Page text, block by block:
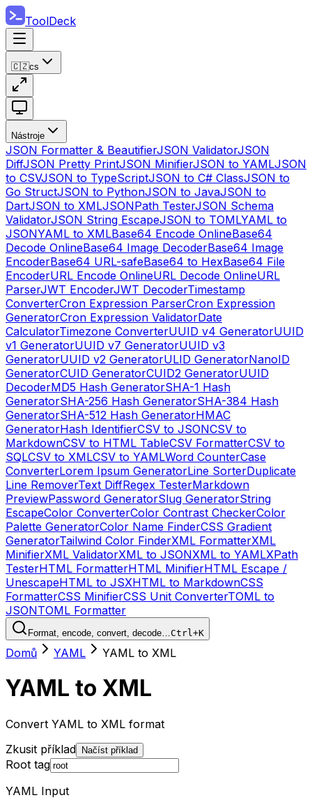
ToolDeck
🇨🇿cs
Nástroje
JSON Formatter & BeautifierJSON ValidatorJSON
DiffJSON Pretty PrintJSON MinifierJSON to YAMLJSON
to CSVJSON to TypeScriptJSON to C# ClassJSON to
Go StructJSON to PythonJSON to JavaJSON to
DartJSON to XMLJSONPath TesterJSON Schema
ValidatorJSON String EscapeJSON to TOMLYAML to
JSONYAML to XMLBase64 Encode OnlineBase64
Decode OnlineBase64 Image DecoderBase64 Image
EncoderBase64 URL-safeBase64 to HexBase64 File
EncoderURL Encode OnlineURL Decode OnlineURL
ParserJWT EncoderJWT DecoderTimestamp
ConverterCron Expression ParserCron Expression
GeneratorCron Expression ValidatorDate
CalculatorTimezone ConverterUUID v4 GeneratorUUID
v1 GeneratorUUID v7 GeneratorUUID v3
GeneratorUUID v2 GeneratorULID GeneratorNanoID
GeneratorCUID GeneratorCUID2 GeneratorUUID
DecoderMD5 Hash GeneratorSHA-1 Hash
GeneratorSHA-256 Hash GeneratorSHA-384 Hash
GeneratorSHA-512 Hash GeneratorHMAC
GeneratorHash IdentifierCSV to JSONCSV to
MarkdownCSV to HTML TableCSV FormatterCSV to
SQLCSV to XMLCSV to YAMLWord CounterCase
ConverterLorem Ipsum GeneratorLine SorterDuplicate
Line RemoverText DiffRegex TesterMarkdown
PreviewPassword GeneratorSlug GeneratorString
EscapeColor ConverterColor Contrast CheckerColor
Palette GeneratorColor Name FinderCSS Gradient
GeneratorTailwind Color FinderXML FormatterXML
MinifierXML ValidatorXML to JSONXML to YAMLXPath
TesterHTML FormatterHTML MinifierHTML Escape /
UnescapeHTML to JSXHTML to MarkdownCSS
FormatterCSS MinifierCSS Unit ConverterTOML to
JSONTOML Formatter
Format, encode, convert, decode…Ctrl+K
Domů YAML YAML to XML
YAML to XML
Convert YAML to XML format
Zkusit příklad
Načíst příklad
Root tag
YAML Input